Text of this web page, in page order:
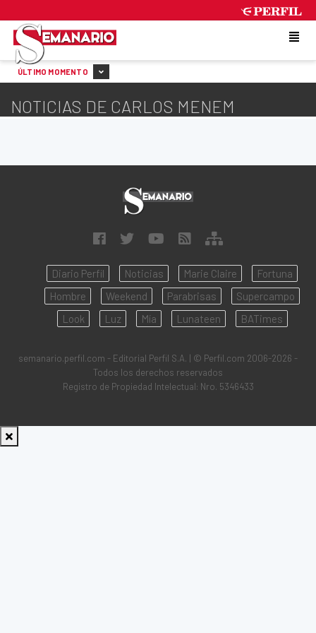
ÚLTIMO MOMENTO
NOTICIAS DE CARLOS MENEM
Diario Perfil Noticias Marie Claire
Fortuna
Hombre
Weekend Parabrisas
Supercampo
Look
Luz Mía Lunateen BATimes
semanario.perfil.com - Editorial Perfil S.A. | © Perfil.com 2006-2026 -
Todos los derechos reservados
Registro de Propiedad Intelectual: Nro. 5346433